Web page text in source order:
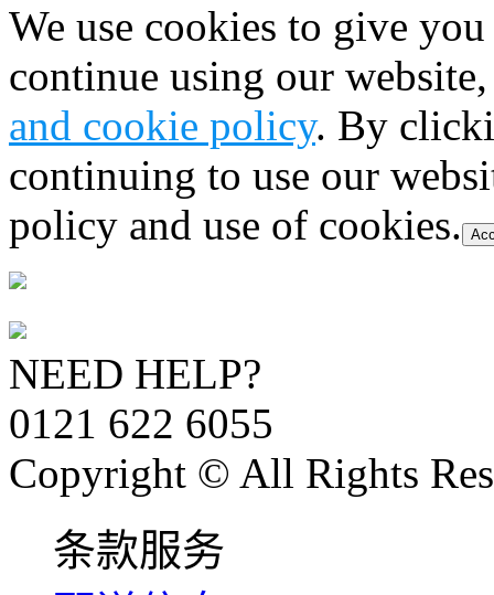
We use cookies to give
continue using our
and cookie policy. By
continuing to use our
policy and use of cookies.
NEED HELP?
0121 622 6055
Copyright © All Rights
条款服务